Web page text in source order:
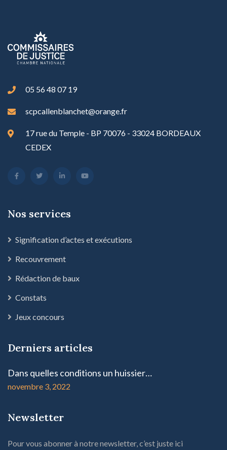
05 56 48 07 19
scpcallenblanchet@orange.fr
17 rue du Temple - BP 70076 - 33024 BORDEAUX
CEDEX
Nos services
Signification d’actes et exécutions
Recouvrement
Rédaction de baux
Constats
Jeux concours
Derniers articles
Dans quelles conditions un huissier…
novembre 3, 2022
Newsletter
Pour vous abonner à notre newsletter, c’est juste ici